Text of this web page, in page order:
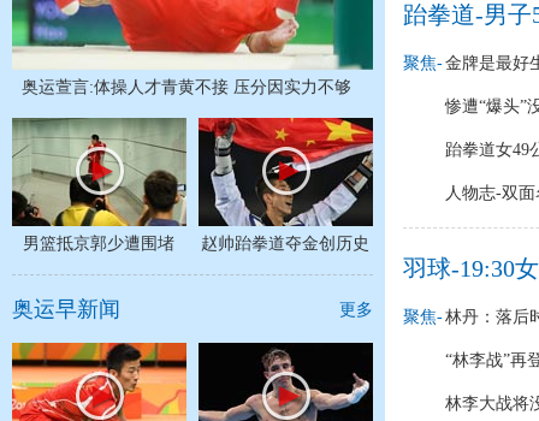
奥运萱言:体操人才青黄不接 压分因实力不够
男篮抵京郭少遭围堵 赵帅跆拳道夺金创历史
奥运早新闻 更多
跆拳道-男子
聚焦-金牌是最好
惨遭“爆头”
跆拳道女49
人物志-双
羽球-19:30
聚焦-林丹：落后
“林李战”再
林李大战将